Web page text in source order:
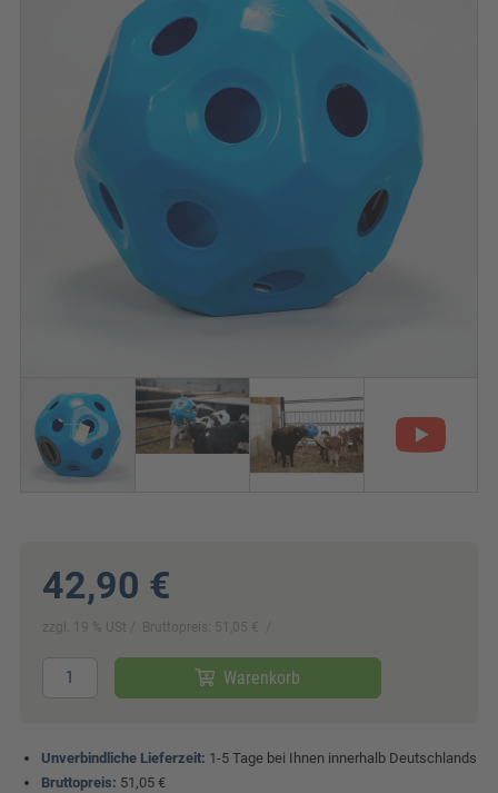
42,90 €
zzgl. 19 % USt Bruttopreis: 51,05 €
Warenkorb
Unverbindliche Lieferzeit: 1-5 Tage bei Ihnen innerhalb Deutschlands
Bruttopreis: 51,05 €